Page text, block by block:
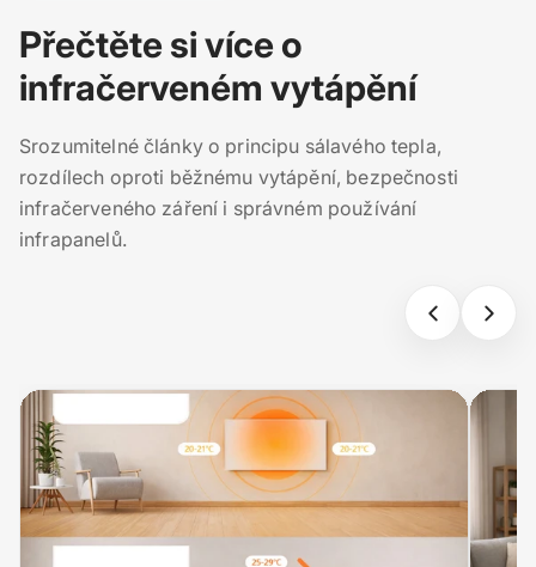
Přečtěte si více o
infračerveném vytápění
Srozumitelné články o principu sálavého tepla,
rozdílech oproti běžnému vytápění, bezpečnosti
infračerveného záření i správném používání
infrapanelů.